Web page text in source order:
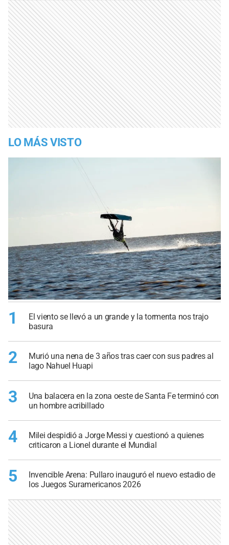
LO MÁS VISTO
1
El viento se llevó a un grande y la tormenta nos trajo
basura
2
Murió una nena de 3 años tras caer con sus padres al
lago Nahuel Huapi
3
Una balacera en la zona oeste de Santa Fe terminó con
un hombre acribillado
4
Milei despidió a Jorge Messi y cuestionó a quienes
criticaron a Lionel durante el Mundial
5
Invencible Arena: Pullaro inauguró el nuevo estadio de
los Juegos Suramericanos 2026